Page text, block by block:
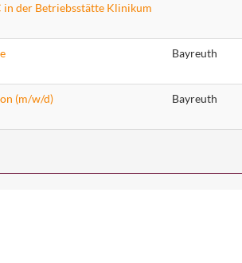
der Betriebsstätte Klinikum
Bayreuth
(m/w/d)
Bayreuth